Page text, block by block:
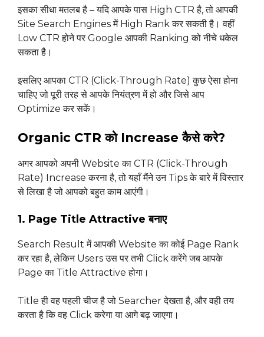
इसका सीधा मतलब है – यदि आपके पास High CTR है, तो आपकी
Site Search Engines में High Rank कर सकती है। वहीं
Low CTR होने पर Google आपकी Ranking को नीचे धकेल
सकता है।
इसलिए आपका CTR (Click-Through Rate) कुछ ऐसा होना
चाहिए जो पूरी तरह से आपके नियंत्रण में हो और जिसे आप
Optimize कर सकें।
Organic CTR को Increase कैसे करे?
अगर आपको अपनी Website का CTR (Click-Through
Rate) Increase करना है, तो यहाँ मैंने उन Tips के बारे में विस्तार
से लिखा है जो आपको बहुत काम आएंगी।
1. Page Title Attractive बनाए
Search Result में आपकी Website का कोई Page Rank
कर रहा है, लेकिन Users उस पर तभी Click करेंगे जब आपके
Page का Title Attractive होगा।
Title ही वह पहली चीज है जो Searcher देखता है, और वही तय
करता है कि वह Click करेगा या आगे बढ़ जाएगा।